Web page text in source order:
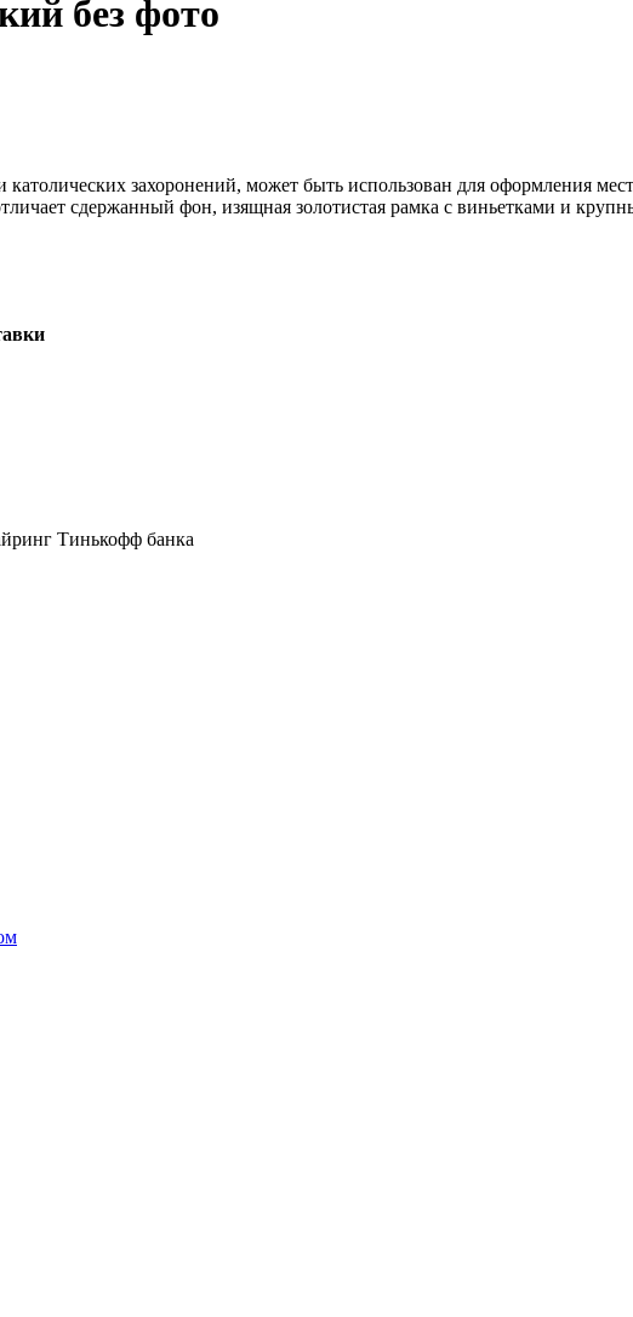
без фото
захоронений, может быть использован для оформления
сдержанный фон, изящная золотистая рамка с виньетками и
Тинькофф банка